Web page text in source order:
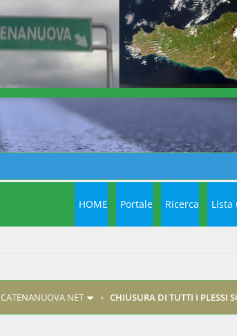
HOME Portale Ricerca Lista
CATENANUOVA NET › CHIUSURA DI TUTTI I PLESSI